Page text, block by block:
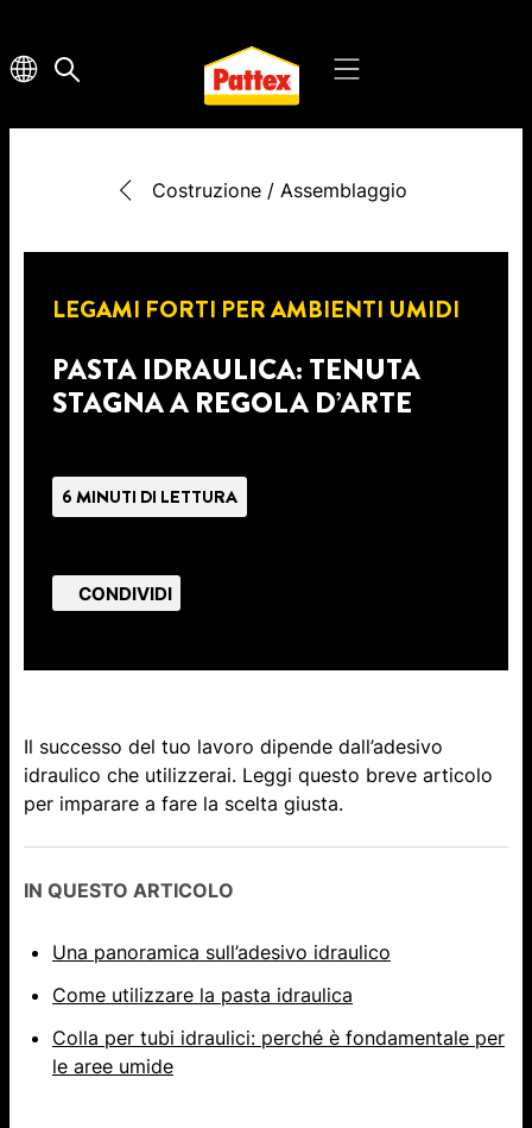
Costruzione / Assemblaggio
LEGAMI FORTI PER AMBIENTI UMIDI
PASTA IDRAULICA: TENUTA
STAGNA A REGOLA D’ARTE
6 MINUTI DI LETTURA
CONDIVIDI
Il successo del tuo lavoro dipende dall’adesivo
idraulico che utilizzerai. Leggi questo breve articolo
per imparare a fare la scelta giusta.
IN QUESTO ARTICOLO
Una panoramica sull’adesivo idraulico
Come utilizzare la pasta idraulica
Colla per tubi idraulici: perché è fondamentale per
le aree umide